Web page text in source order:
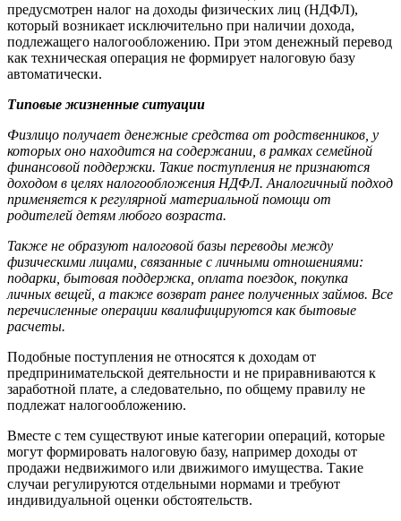
предусмотрен налог на доходы физических лиц (НДФЛ),
который возникает исключительно при наличии дохода,
подлежащего налогообложению. При этом денежный перевод
как техническая операция не формирует налоговую базу
автоматически.
Типовые жизненные ситуации
Физлицо получает денежные средства от родственников, у
которых оно находится на содержании, в рамках семейной
финансовой поддержки. Такие поступления не признаются
доходом в целях налогообложения НДФЛ. Аналогичный подход
применяется к регулярной материальной помощи от
родителей детям любого возраста.
Также не образуют налоговой базы переводы между
физическими лицами, связанные с личными отношениями:
подарки, бытовая поддержка, оплата поездок, покупка
личных вещей, а также возврат ранее полученных займов. Все
перечисленные операции квалифицируются как бытовые
расчеты.
Подобные поступления не относятся к доходам от
предпринимательской деятельности и не приравниваются к
заработной плате, а следовательно, по общему правилу не
подлежат налогообложению.
Вместе с тем существуют иные категории операций, которые
могут формировать налоговую базу, например доходы от
продажи недвижимого или движимого имущества. Такие
случаи регулируются отдельными нормами и требуют
индивидуальной оценки обстоятельств.